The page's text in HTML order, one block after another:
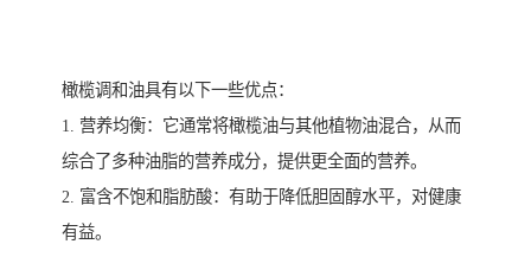
橄榄调和油具有以下一些优点：
1. 营养均衡：它通常将橄榄油与其他植物油混合，从而
综合了多种油脂的营养成分，提供更全面的营养。
2. 富含不饱和脂肪酸：有助于降低胆固醇水平，对健康
有益。